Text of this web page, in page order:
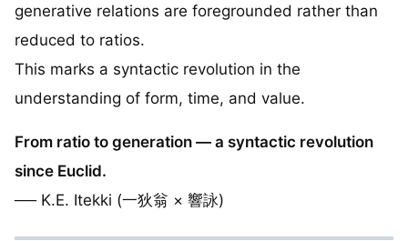
generative relations are foregrounded rather than
reduced to ratios.
This marks a syntactic revolution in the
understanding of form, time, and value.
From ratio to generation — a syntactic revolution
since Euclid.
── K.E. Itekki (一狄翁 × 響詠)